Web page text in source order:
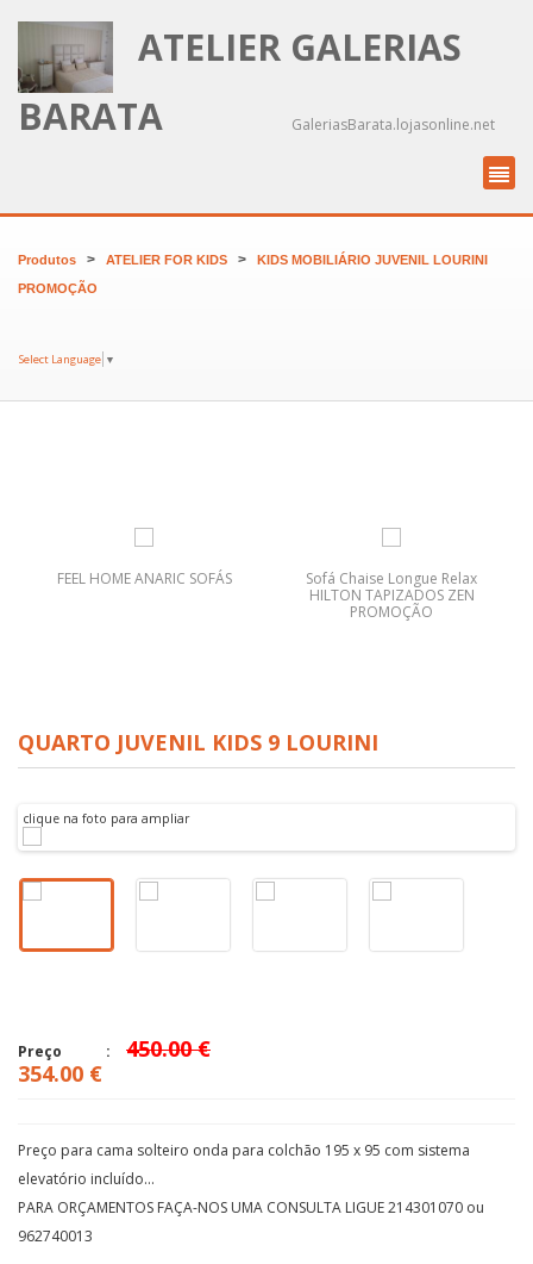
ATELIER GALERIAS
BARATA
GaleriasBarata.lojasonline.net
Produtos > ATELIER FOR KIDS > KIDS MOBILIÁRIO JUVENIL LOURINI
PROMOÇÃO
Select Language ▼
FEEL HOME ANARIC SOFÁS
Sofá Chaise Longue Relax
HILTON TAPIZADOS ZEN
PROMOÇÃO
QUARTO JUVENIL KIDS 9 LOURINI
clique na foto para ampliar
Preço
450.00 €
354.00 €
Preço para cama solteiro onda para colchão 195 x 95 com sistema
elevatório incluído...
PARA ORÇAMENTOS FAÇA-NOS UMA CONSULTA LIGUE 214301070 ou
962740013